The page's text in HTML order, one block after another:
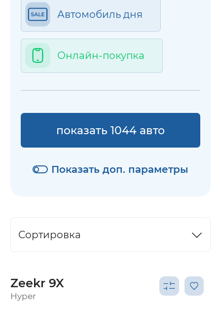
Автомобиль дня
Онлайн-покупка
Показать доп. параметры
показать 1044 авто
Сортировка
Zeekr 9X
Hyper